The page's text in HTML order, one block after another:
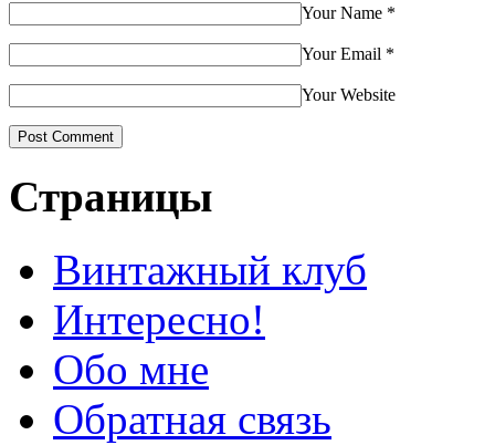
Your Name *
Your Email *
Your Website
Страницы
Винтажный клуб
Интересно!
Обо мне
Обратная связь